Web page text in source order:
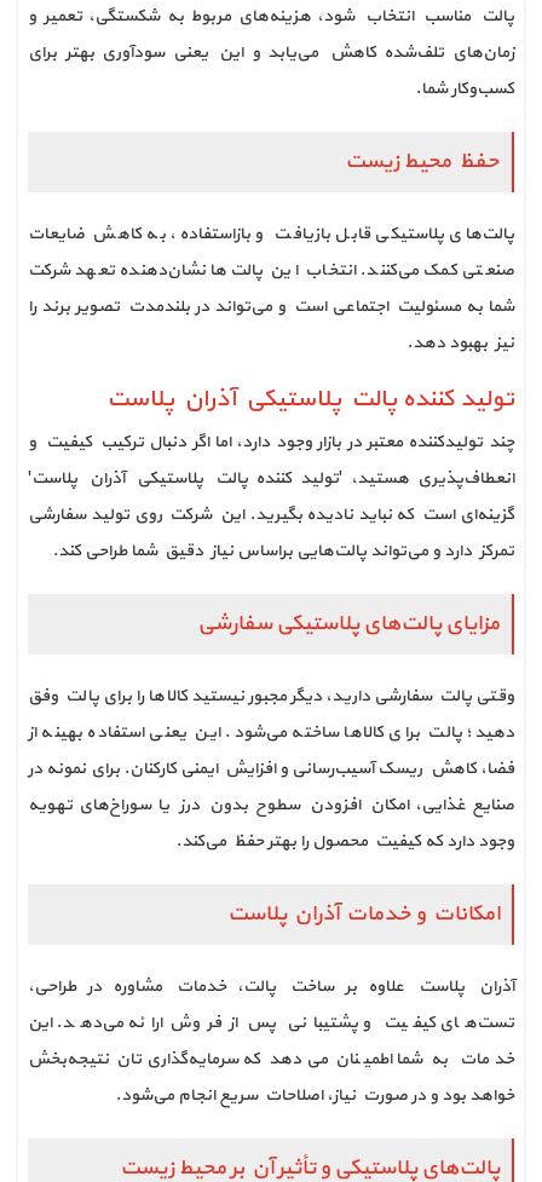
پالت مناسب انتخاب شود، هزینه‌های مربوط به شکستگی، تعمیر و
زمان‌های تلف‌شده کاهش می‌یابد و این یعنی سودآوری بهتر برای
کسب‌وکار شما.
حفظ محیط زیست
پالت‌های پلاستیکی قابل بازیافت و بازاستفاده، به کاهش ضایعات
صنعتی کمک می‌کنند. انتخاب این پالت‌ها نشان‌دهنده تعهد شرکت
شما به مسئولیت اجتماعی است و می‌تواند در بلندمدت تصویر برند را
نیز بهبود دهد.
توليد كننده پالت پلاستيكي آذران پلاست
چند تولیدکننده معتبر در بازار وجود دارد، اما اگر دنبال ترکیب کیفیت و
انعطاف‌پذیری هستید، 'توليد كننده پالت پلاستيكي آذران پلاست'
گزینه‌ای است که نباید نادیده بگیرید. این شرکت روی تولید سفارشی
تمرکز دارد و می‌تواند پالت‌هایی براساس نیاز دقیق شما طراحی کند.
مزایای پالت‌های پلاستیکی سفارشی
وقتی پالت سفارشی دارید، دیگر مجبور نیستید کالاها را برای پالت وفق
دهید؛ پالت برای کالاها ساخته می‌شود. این یعنی استفاده بهینه از
فضا، کاهش ریسک آسیب‌رسانی و افزایش ایمنی کارکنان. برای نمونه در
صنایع غذایی، امکان افزودن سطوح بدون درز یا سوراخ‌های تهویه
وجود دارد که کیفیت محصول را بهتر حفظ می‌کند.
امکانات و خدمات آذران پلاست
آذران پلاست علاوه بر ساخت پالت، خدمات مشاوره در طراحی،
تست‌های کیفیت و پشتیبانی پس از فروش ارائه می‌دهد. این
خدمات به شما اطمینان می‌دهد که سرمایه‌گذاری‌تان نتیجه‌بخش
خواهد بود و در صورت نیاز، اصلاحات سریع انجام می‌شود.
پالت‌های پلاستیکی و تأثیر آن بر محیط زیست